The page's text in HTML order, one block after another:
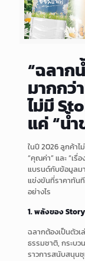
“ฉลาก
มากกว่
ไม่มี
แค่ “น้
ในปี 2026 ลูกค้าไ
“คุณค่า” และ “เ
แบรนด์กับข้อมูลม
แข่งขันที่ราคาทัน
อย่างไร
1. พลังของ
ฉลากต้องเป็นตัว
ธรรมชาติ, กระบว
ราวการสนับสนุน